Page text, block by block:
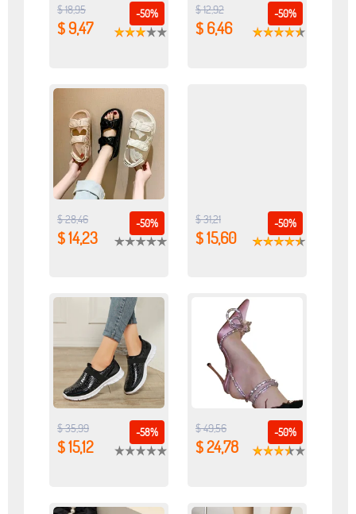
-50%
$ 18,95
$ 9,47
-50%
$ 12,92
$ 6,46
-50%
$ 28,46
$ 14,23
-50%
$ 31,21
$ 15,60
-58%
$ 35,99
$ 15,12
-50%
$ 49,56
$ 24,78